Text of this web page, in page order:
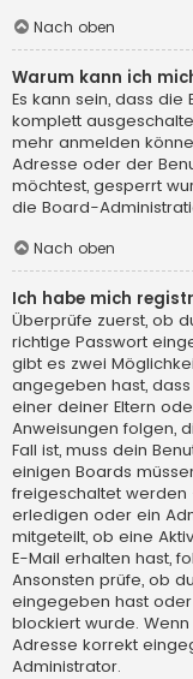
Nach oben
Warum kann ich
Es kann sein, dass
komplett
mehr anmelden
Adresse oder der
möchtest, gesperrt
die Board-
Nach oben
Ich habe mich
Überprüfe zuerst, ob
richtige Passwort
gibt es zwei
angegeben hast,
einer deiner Eltern
Anweisungen folgen,
Fall ist, muss dein
einigen Boards
freigeschaltet werden
erledigen oder ein
mitgeteilt, ob eine
E-Mail erhalten hast,
Ansonsten prüfe, ob
eingegeben hast
blockiert wurde.
Adresse korrekt
Administrator.